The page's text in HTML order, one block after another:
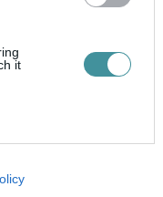
it
cookies on